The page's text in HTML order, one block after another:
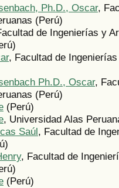
Ph.D., Oscar,
(Perú)
de Ingenierías y
, Facultad de
Ph.D., Oscar,
(Perú)
(Perú)
, Universidad Alas
Saúl, Facultad de
, Facultad de
(Perú)